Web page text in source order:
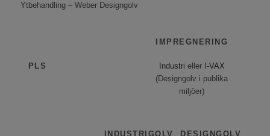
Ytbehandling – Weber Designgolv
IMPREGNERING
PLS Industri eller I-VAX
(Designgolv i publika
miljöer)
INDUSTRIGOLV
DESIGNGOLV